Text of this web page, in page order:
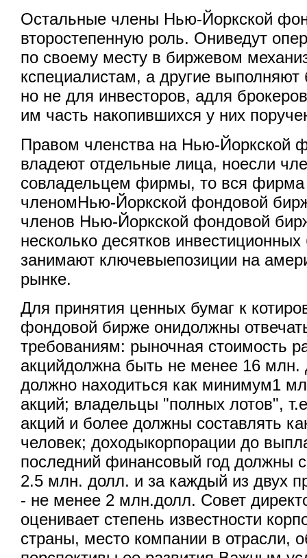
Остальные члены Нью-Йоркской
второстепенную роль. Ониведут
по своему месту в биржевом
кспециалистам, а другие
но не для инвесторов, адля
им часть накопившихся у них
Правом членства на Нью-Йоркской
владеют отдельные лица, ноесли
совладельцем фирмы, то вся фирма
членомНью-Йоркской фондовой
членов Нью-Йоркской фондовой
несколько десятков
занимают ключевыепозиции на
рынке.
Для принятия ценных бумаг к
фондовой бирже онидолжны
требованиям: рыночная стоимость
акцийдолжна быть не менее 16
должно находиться как минимум1
акций; владельцы "полных лотов",
акций и более должны составлять
человек; доходыкорпорации до
последний финансовый год должны
2.5 млн. долл. и за каждый из двух
- не менее 2 млн.долл. Совет
оценивает степень известности
страны, место компании в отрасли,